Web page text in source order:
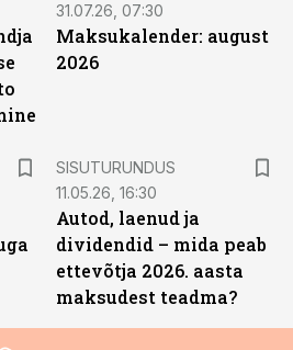
31.07.26, 07:30
Maksukalender: august
2026
SISUTURUNDUS
11.05.26, 16:30
Autod, laenud ja
dividendid – mida peab
ettevõtja 2026. aasta
maksudest teadma?